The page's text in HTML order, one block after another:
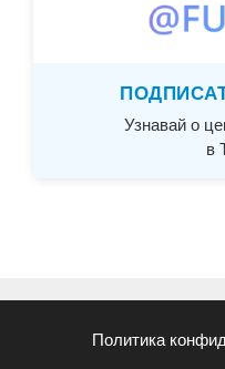
Узнавай о
в
Политика